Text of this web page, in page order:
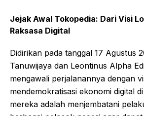
Jejak Awal Tokopedia: Dari Visi
Raksasa Digital
Didirikan pada tanggal 17 Agustus
Tanuwijaya dan Leontinus Alpha
mengawali perjalanannya dengan
mendemokratisasi ekonomi digital
mereka adalah menjembatani